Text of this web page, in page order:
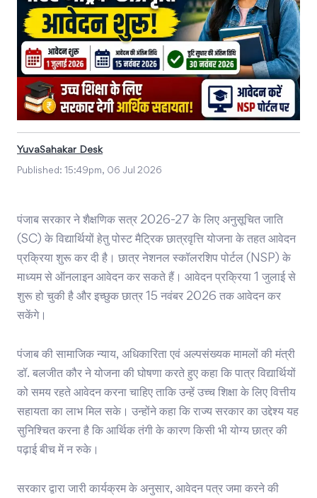
YuvaSahakar Desk
Published: 15:49pm, 06 Jul 2026
पंजाब सरकार ने शैक्षणिक सत्र 2026-27 के लिए अनुसूचित जाति
(SC) के विद्यार्थियों हेतु पोस्ट मैट्रिक छात्रवृत्ति योजना के तहत आवेदन
प्रक्रिया शुरू कर दी है। छात्र नेशनल स्कॉलरशिप पोर्टल (NSP) के
माध्यम से ऑनलाइन आवेदन कर सकते हैं। आवेदन प्रक्रिया 1 जुलाई से
शुरू हो चुकी है और इच्छुक छात्र 15 नवंबर 2026 तक आवेदन कर
सकेंगे।
पंजाब की सामाजिक न्याय, अधिकारिता एवं अल्पसंख्यक मामलों की मंत्री
डॉ. बलजीत कौर ने योजना की घोषणा करते हुए कहा कि पात्र विद्यार्थियों
को समय रहते आवेदन करना चाहिए ताकि उन्हें उच्च शिक्षा के लिए वित्तीय
सहायता का लाभ मिल सके। उन्होंने कहा कि राज्य सरकार का उद्देश्य यह
सुनिश्चित करना है कि आर्थिक तंगी के कारण किसी भी योग्य छात्र की
पढ़ाई बीच में न रुके।
सरकार द्वारा जारी कार्यक्रम के अनुसार, आवेदन पत्र जमा करने की